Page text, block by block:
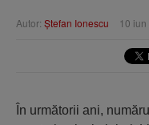
Autor: Ştefan Ionescu 10 iun
În următorii ani,